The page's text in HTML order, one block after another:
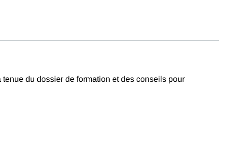
du dossier de formation et des conseils pour